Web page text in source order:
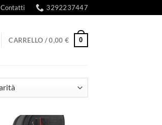
Contatti 3292237447
CARRELLO /0,00 € 0